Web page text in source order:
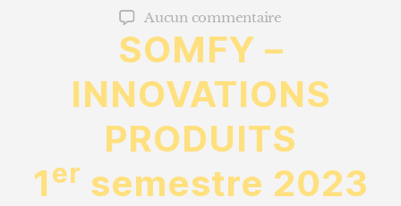
Aucun commentairesur
–
PRODUITS
SOMFY –
INNOVATIONS
PRODUITS
1er semestre 2023